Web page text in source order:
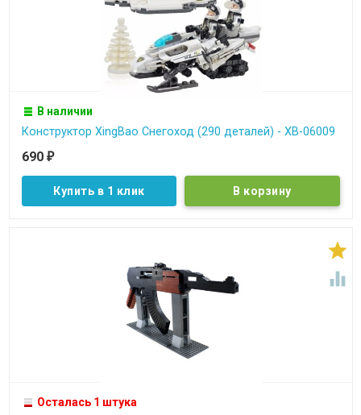
В наличии
Конструктор XingBao Снегоход (290 деталей) - XB-06009
690 ₽
Купить в 1 клик


Осталась 1 штука